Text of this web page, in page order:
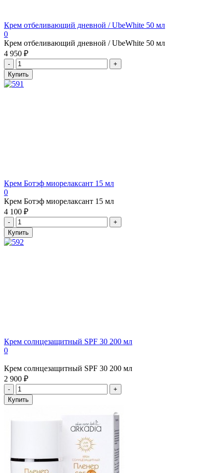
Крем отбеливающий дневной / UbeWhite 50 мл
0
Крем отбеливающий дневной / UbeWhite 50 мл
4 950 ₽
Крем Ботэф миорелаксант 15 мл
0
Крем Ботэф миорелаксант 15 мл
4 100 ₽
Крем солнцезащитный SPF 30 200 мл
0
Крем солнцезащитный SPF 30 200 мл
2 900 ₽